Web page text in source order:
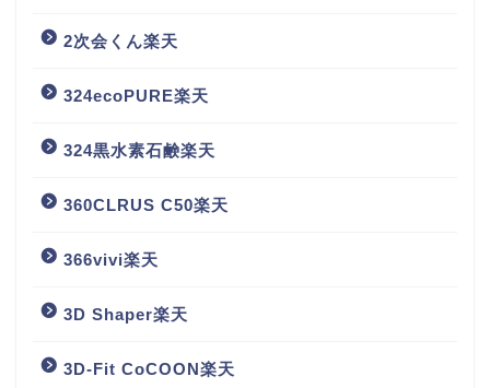
2次会くん楽天
324ecoPURE楽天
324黒水素石鹸楽天
360CLRUS C50楽天
366vivi楽天
3D Shaper楽天
3D-Fit CoCOON楽天